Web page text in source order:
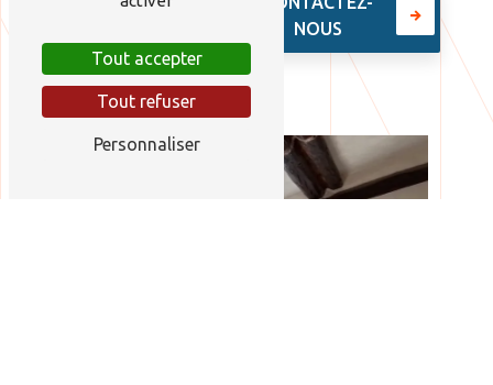
NOUS
Tout accepter
Tout refuser
Personnaliser